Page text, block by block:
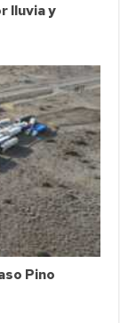
lluvia y
Pino